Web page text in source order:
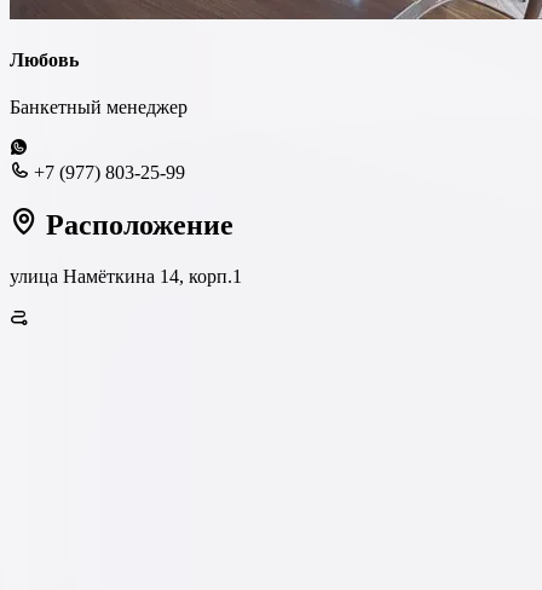
Любовь
Банкетный менеджер
+7 (977) 803-25-99
Расположение
улица Намёткина 14, корп.1